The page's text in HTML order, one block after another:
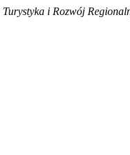
Turystyka i Rozwój